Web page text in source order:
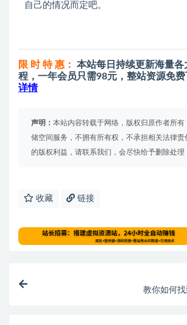
自己的情况而定吧。
限 时 特 惠：
本站每日持续更新海量各
程，一年会员只需98元，整站资源免费
详情
声明： 本站内容转载于网络，版权归原作者所有
储空间服务，不拥有所有权，不承担相关法律责
的版权利益，请联系我们，会尽快给予删除处理
收藏 链接
教你如何